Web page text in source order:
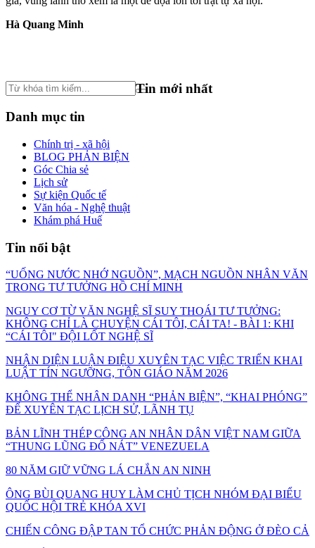
Hà Quang Minh
Tin mới nhất
Danh mục tin
Chính trị - xã hội
BLOG PHẢN BIỆN
Góc Chia sẻ
Lịch sử
Sự kiện Quốc tế
Văn hóa - Nghệ thuật
Khám phá Huế
Tin nổi bật
“UỐNG NƯỚC NHỚ NGUỒN”, MẠCH NGUỒN NHÂN VĂN
TRONG TƯ TƯỞNG HỒ CHÍ MINH
NGUY CƠ TỪ VĂN NGHỆ SĨ SUY THOÁI TƯ TƯỞNG:
KHÔNG CHỈ LÀ CHUYỆN CÁI TÔI, CÁI TA! - BÀI 1: KHI
“CÁI TÔI" ĐỘI LỐT NGHỆ SĨ
NHẬN DIỆN LUẬN ĐIỆU XUYÊN TẠC VIỆC TRIỂN KHAI
LUẬT TÍN NGƯỠNG, TÔN GIÁO NĂM 2026
KHÔNG THỂ NHÂN DANH “PHẢN BIỆN”, “KHAI PHÓNG”
ĐỂ XUYÊN TẠC LỊCH SỬ, LÃNH TỤ
BẢN LĨNH THÉP CÔNG AN NHÂN DÂN VIỆT NAM GIỮA
“THUNG LŨNG ĐỔ NÁT” VENEZUELA
80 NĂM GIỮ VỮNG LÁ CHẮN AN NINH
ÔNG BÙI QUANG HUY LÀM CHỦ TỊCH NHÓM ĐẠI BIỂU
QUỐC HỘI TRẺ KHÓA XVI
CHIẾN CÔNG ĐẬP TAN TỔ CHỨC PHẢN ĐỘNG Ở ĐÈO CẢ